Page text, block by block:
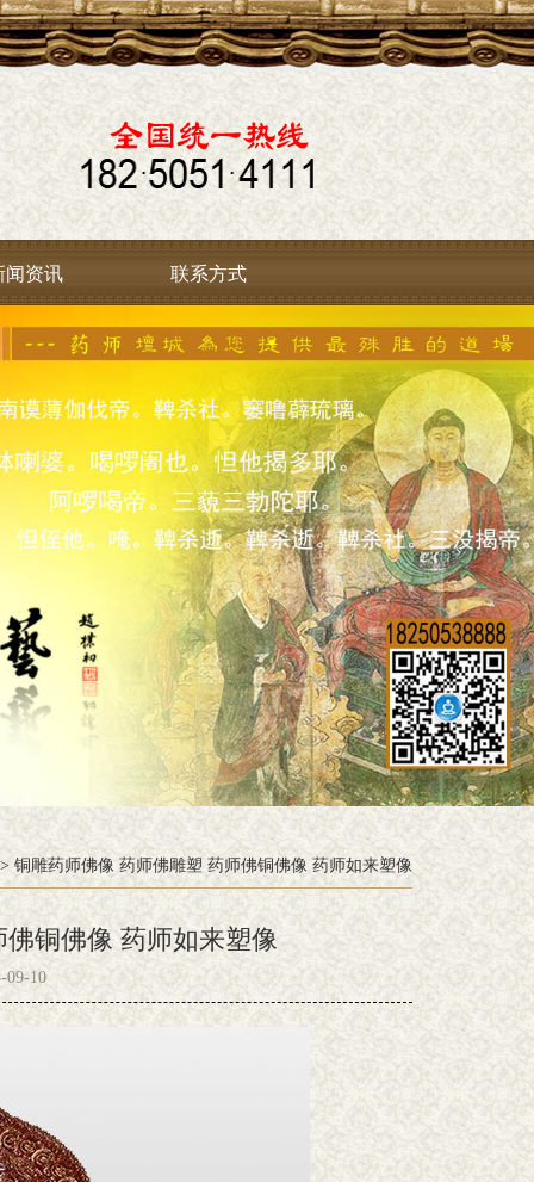
闻资讯 联系方式
> 铜雕药师佛像 药师佛雕塑 药师佛铜佛像 药师如来塑像
铜佛像 药师如来塑像
09-10